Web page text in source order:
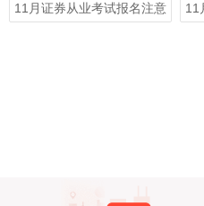
11月证券从业考试报名注意 11